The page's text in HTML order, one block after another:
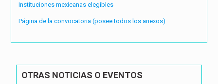
Instituciones mexicanas elegibles
Página de la convocatoria (posee todos los anexos)
OTRAS NOTICIAS O EVENTOS